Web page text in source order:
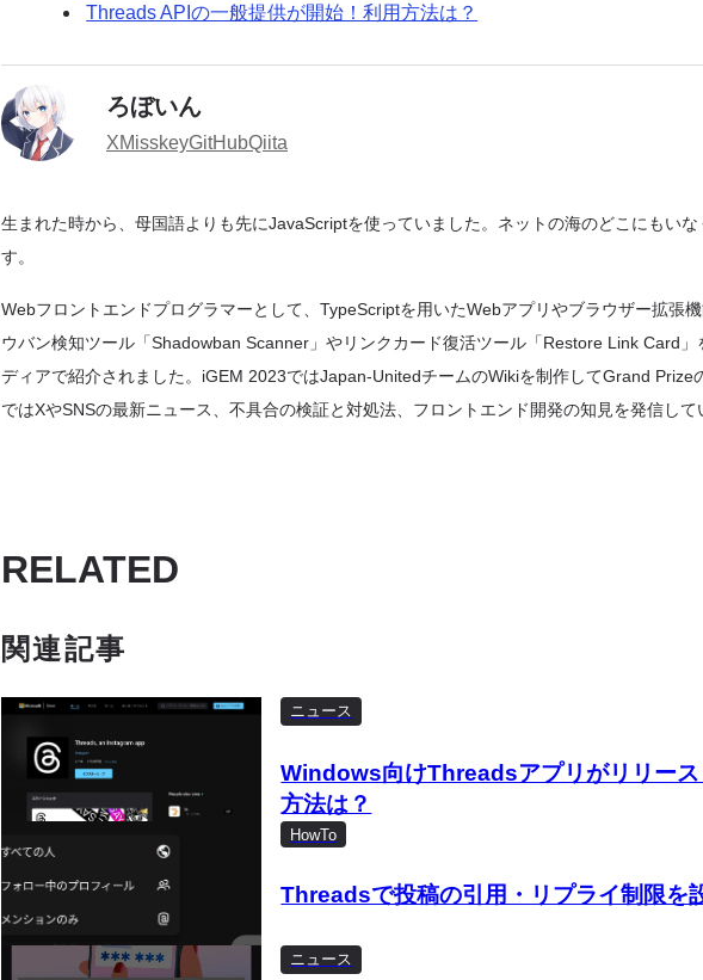
Threads APIの一般提供が開始！利用方法は？
ろぼいん
XMisskeyGitHubQiita
生まれた時から、母国語よりも先にJavaScriptを使っていました。ネットの海のどこにもいな
す。
Webフロントエンドプログラマーとして、TypeScriptを用いたWebアプリやブラウザー拡張
ウバン検知ツール「Shadowban Scanner」やリンクカード復活ツール「Restore Link Card」
ディアで紹介されました。iGEM 2023ではJapan-UnitedチームのWikiを制作してGrand Prize
ではXやSNSの最新ニュース、不具合の検証と対処法、フロントエンド開発の知見を発信して
RELATED
関連記事
ニュース
Windows向けThreadsアプリがリリース
方法は？
HowTo
Threadsで投稿の引用・リプライ制限を
ニュース